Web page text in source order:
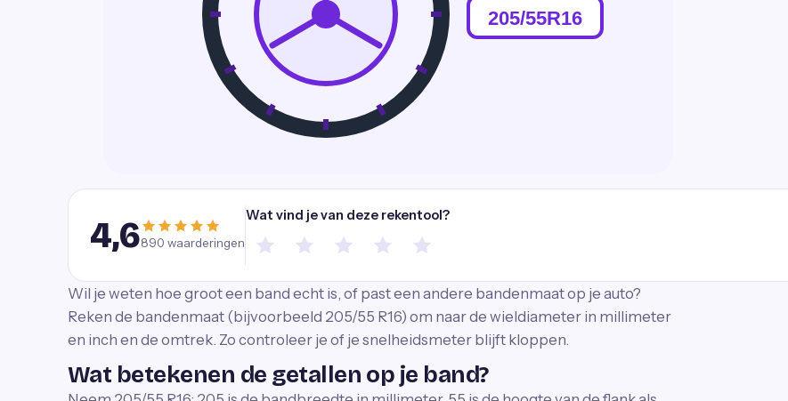
4,6890 waarderingen
Wat vind je van deze rekentool?
Wil je weten hoe groot een band echt is, of past een andere bandenmaat op je auto?
Reken de bandenmaat (bijvoorbeeld 205/55 R16) om naar de wieldiameter in millimeter
en inch en de omtrek. Zo controleer je of je snelheidsmeter blijft kloppen.
Wat betekenen de getallen op je band?